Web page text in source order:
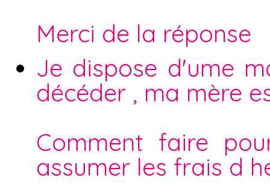
Merci de la réponse
Je dispose d'ume
décéder , ma mère
Comment faire
assumer les frais d